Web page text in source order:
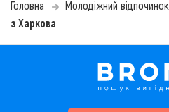
Головна Молодіжний відпочинок
з Харкова